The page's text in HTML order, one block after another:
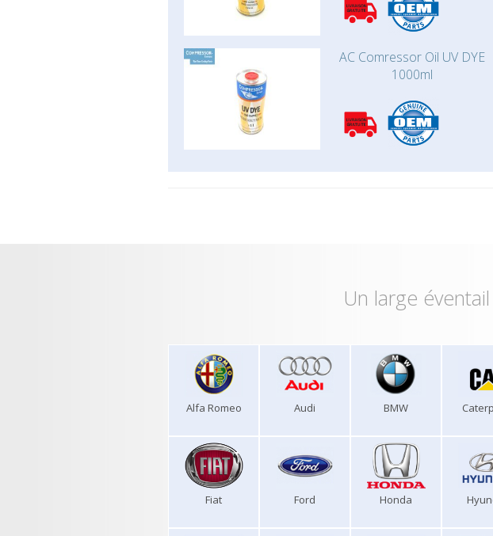
AC Comressor Oil UV DYE
1000ml
Un large
Alfa Romeo Audi BMW
Fiat Ford Honda